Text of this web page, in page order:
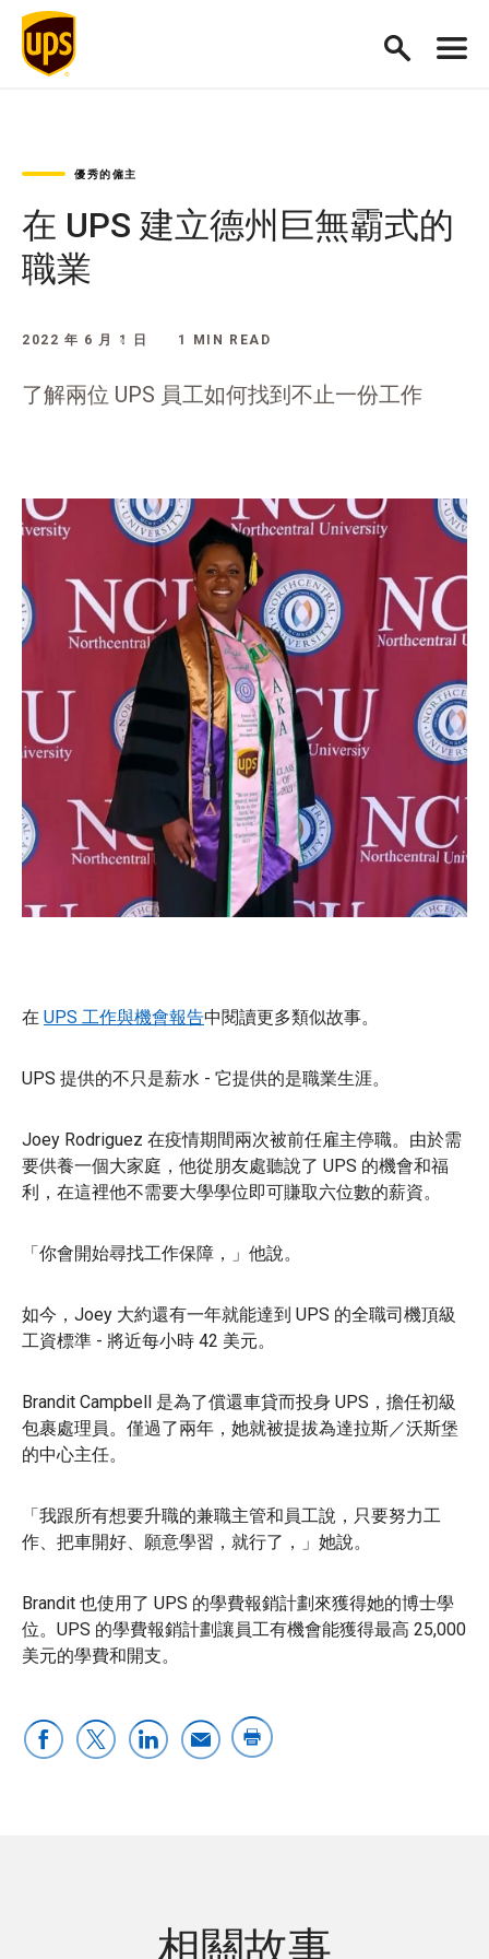
優秀的僱主
在 UPS 建立德州巨無霸式的
職業
2022 年 6 月 1 日 1 MIN READ
了解兩位 UPS 員工如何找到不止一份工作
在 UPS 工作與機會報告中閱讀更多類似故事。
UPS 提供的不只是薪水 - 它提供的是職業生涯。
Joey Rodriguez 在疫情期間兩次被前任雇主停職。由於需
要供養一個大家庭，他從朋友處聽說了 UPS 的機會和福
利，在這裡他不需要大學學位即可賺取六位數的薪資。
「你會開始尋找工作保障，」他說。
如今，Joey 大約還有一年就能達到 UPS 的全職司機頂級
工資標準 - 將近每小時 42 美元。
Brandit Campbell 是為了償還車貸而投身 UPS，擔任初級
包裹處理員。僅過了兩年，她就被提拔為達拉斯／沃斯堡
的中心主任。
「我跟所有想要升職的兼職主管和員工說，只要努力工
作、把車開好、願意學習，就行了，」她說。
Brandit 也使用了 UPS 的學費報銷計劃來獲得她的博士學
位。UPS 的學費報銷計劃讓員工有機會能獲得最高 25,000
美元的學費和開支。
相關故事